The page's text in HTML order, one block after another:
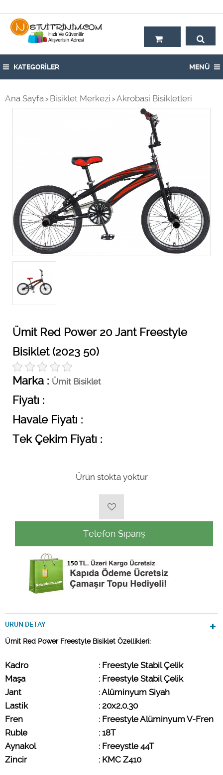
KATEGORİLER MENÜ
Ana Sayfa > Bisiklet Merkezi > Akrobasi Bisikletleri
Ümit Red Power 20 Jant Freestyle
Bisiklet (2023 50)
Marka : Ümit Bisiklet
Fiyatı :
Havale Fiyatı :
Tek Çekim Fiyatı :
Ürün stokta yoktur
Telefon Sipariş
ÜRÜN DETAY
Ümit Red Power Freestyle Bisiklet Özellikleri:
Kadro
: Freestyle Stabil Çelik
Maşa
: Freestyle Stabil Çelik
Jant
: Alüminyum Siyah
Lastik
: 20x2,0,30
Fren
: Freestyle Alüminyum V-Fren
Ruble
: 18T
Aynakol
: Freeystle 44T
Zincir
: KMC Z410